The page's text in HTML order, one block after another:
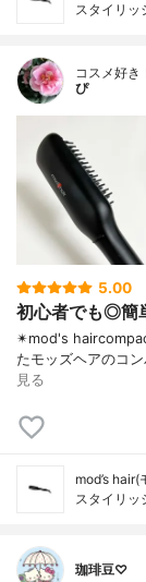
スタイリ
コスメ好き
ぴ
5.00
初心者でも◎簡
✴︎mod's
たモッズヘアのコ
見る
mod’s hair(
スタイリ
珈琲豆♡